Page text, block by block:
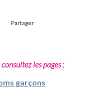
Partager
les pages :
garçons